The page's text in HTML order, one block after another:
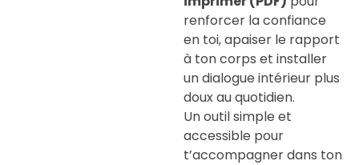
renforcer la confiance
en toi, apaiser le rapport
à ton corps et installer
un dialogue intérieur plus
doux au quotidien.
Un outil simple et
accessible pour
t’accompagner dans ton